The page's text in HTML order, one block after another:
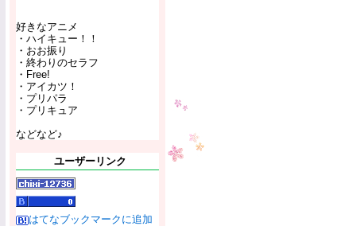
好きなアニメ
・ハイキュー！！
・おお振り
・終わりのセラフ
・Free!
・アイカツ！
・プリパラ
・プリキュア
などなど♪
ユーザーリンク
はてなブックマークに追加